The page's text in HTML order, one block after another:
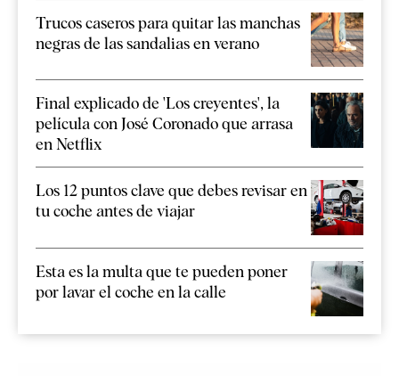
Trucos caseros para quitar las manchas
negras de las sandalias en verano
Final explicado de 'Los creyentes', la
película con José Coronado que arrasa
en Netflix
Los 12 puntos clave que debes revisar en
tu coche antes de viajar
Esta es la multa que te pueden poner
por lavar el coche en la calle